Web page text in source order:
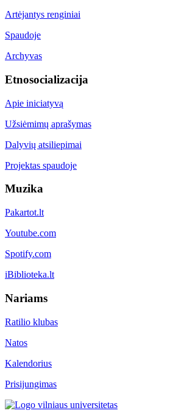
Artėjantys renginiai
Spaudoje
Archyvas
Etnosocializacija
Apie iniciatyvą
Užsiėmimų aprašymas
Dalyvių atsiliepimai
Projektas spaudoje
Muzika
Pakartot.lt
Youtube.com
Spotify.com
iBiblioteka.lt
Nariams
Ratilio klubas
Natos
Kalendorius
Prisijungimas